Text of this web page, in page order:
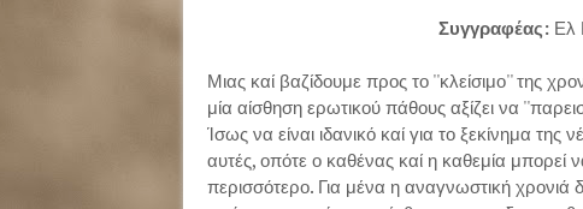
Συγγραφέας: Ελ
Μιας καί βαζίδουμε προς το ''κλείσιμο'' της
μία αίσθηση ερωτικού πάθους αξίζει να
Ίσως να είναι ιδανικό καί για το ξεκίνημα της
αυτές, οπότε ο καθένας καί η καθεμία μπορεί
περισσότερο. Για μένα η αναγνωστική χρονιά